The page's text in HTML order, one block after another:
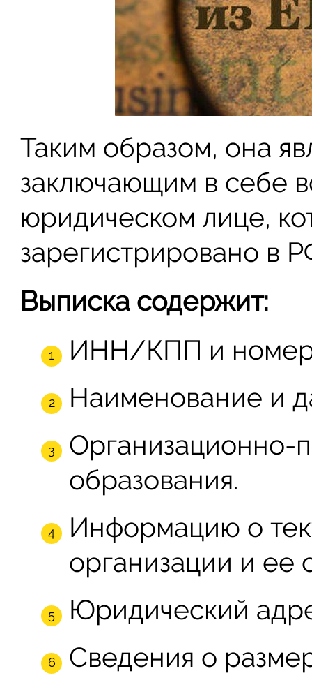
Таким образом, она
заключающим в себе
юридическом лице,
зарегистрировано в
Выписка содержит:
ИНН/КПП и номер
Наименование и
Организационно-
образования.
Информацию о
организации и ее
Юридический
Сведения о